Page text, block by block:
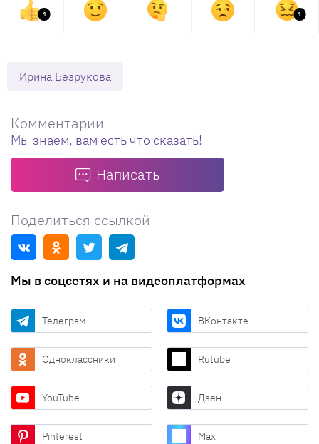
1 1
Ирина Безрукова
Комментарии
Мы знаем, вам есть что сказать!
Написать
Поделиться ссылкой
Мы в соцсетях и на видеоплатформах
Телеграм ВКонтакте
Одноклассники Rutube
YouTube Дзен
Pinterest Max